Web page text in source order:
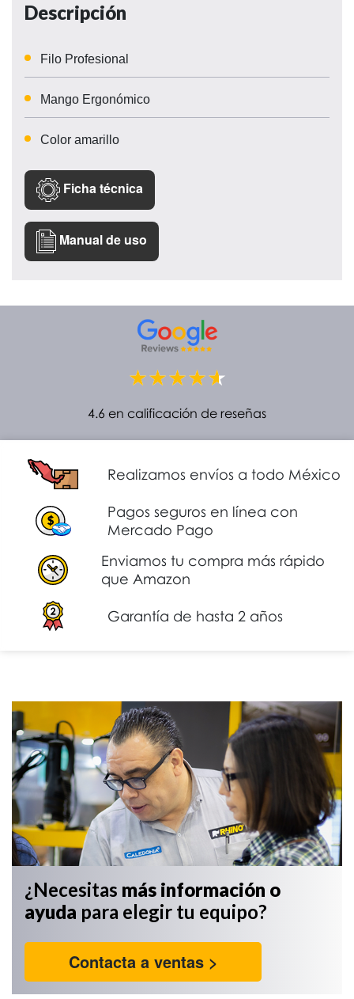
Descripción
Filo Profesional
Mango Ergonómico
Color amarillo
Ficha técnica
Manual de uso
4.6 en calificación de reseñas
Realizamos envíos a todo México
Pagos seguros en línea con
Mercado Pago
Enviamos tu compra más rápido
que Amazon
Garantía de hasta 2 años
¿Necesitas más información o
ayuda para elegir tu equipo?
Contacta a ventas >